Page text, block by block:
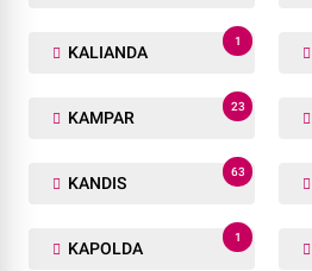
KALIANDA
1
KAMPAR
23
KANDIS
63
KAPOLDA
1